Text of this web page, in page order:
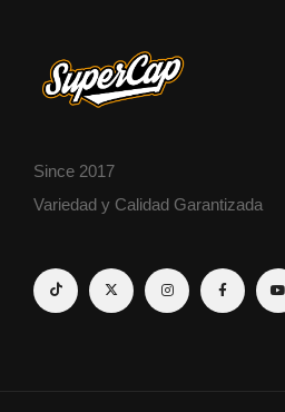
Since 2017
Variedad y Calidad Garantizada